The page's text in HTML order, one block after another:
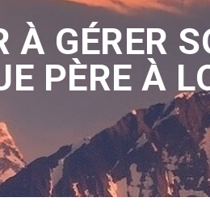
À GÉRER
PÈRE À